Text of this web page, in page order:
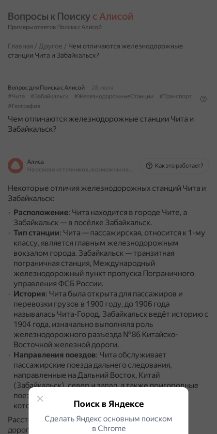
Вопросы к Поиску с Алисой
Примеры ответов Поиска с Алисой
Главная / Другое / Чем отличаются железнодорожные
станции Чита и Забайкальск?
Вопрос для Поиска с Алисой
28 июля
#Чита
#Забайкальск #ЖелезнодорожныеСтанции
#Транспорт
#География
Чем отличаются железнодорожные станции Чита и
Забайкальск?
Алиса
На основе источников, возможны неточности
Как это работает?
Некоторые отличия железнодорожных станций Чита и
Забайкальск:
Расположение: Чита находится в городе Чите, а
Забайкальск — в посёлке Забайкальск.
Тип станции: Чита — пассажирская, относится к 1-му
классу, является главным железнодорожным
вокзалом города. Забайкальск — транзитная
пограничная станция, Международный
железнодорожный пункт пропуска Пограничного
управления ФСБ России.
История: Чита была открыта для пассажиров и
перевозки грузов в 1900 году, до 1906 года
называлась Чита-Город. Забайкальск ведёт историю с
1904 года, изначально выполняла роль
железнодорожного разъезда №86 Китайско-
Восточной железной дороги.
Направления поездов: Чита обслуживает
пассажирские поезда дальнего следования,
направленные на Дальний Восток, Китай
(Забайкальск), север и запад, а также пригородные
поезда.Забайкальск связан с маршрутом, по
которому курсируют поезда из Читы.
Расстояние от Читы до Забайкальска по железной
дороге — 460 км.
Поиск в Яндексе
Сделать Яндекс основным поиском
в Сhrome